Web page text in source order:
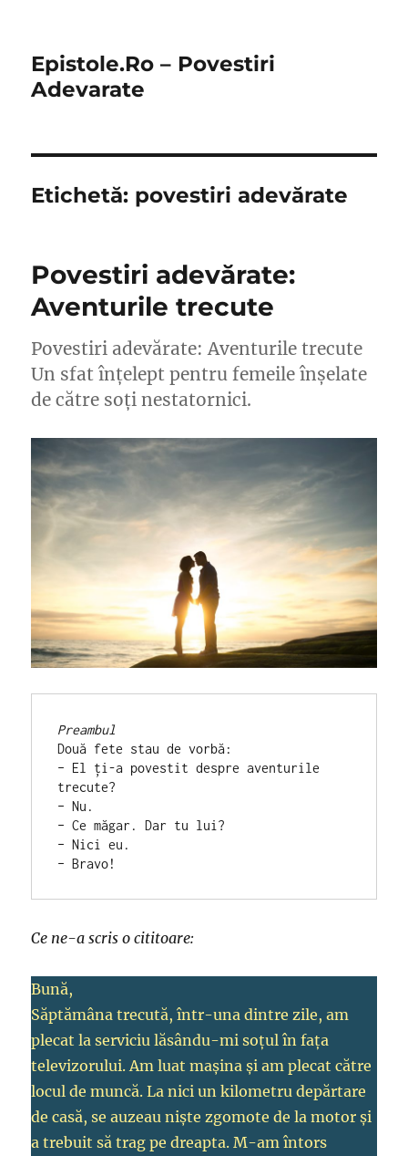
Epistole.Ro – Povestiri
Adevarate
Etichetă: povestiri adevărate
Povestiri adevărate:
Aventurile trecute
Povestiri adevărate: Aventurile trecute
Un sfat înțelept pentru femeile înșelate
de către soți nestatornici.
Preambul
Două fete stau de vorbă:
– El ţi-a povestit despre aventurile
trecute?
– Nu.
– Ce măgar. Dar tu lui?
– Nici eu.
– Bravo!
Ce ne-a scris o cititoare:
Bună,
Săptămâna trecută, într-una dintre zile, am
plecat la serviciu lăsându-mi soţul în faţa
televizorului. Am luat maşina şi am plecat către
locul de muncă. La nici un kilometru depărtare
de casă, se auzeau nişte zgomote de la motor şi
a trebuit să trag pe dreapta. M-am întors